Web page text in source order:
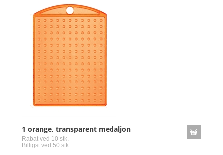
1 orange, transparent medaljon
Rabat ved 10 stk.
Billigst ved 50 stk.